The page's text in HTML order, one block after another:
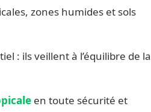
zones humides et sols
: ils veillent à l’équilibre de la
en toute sécurité et